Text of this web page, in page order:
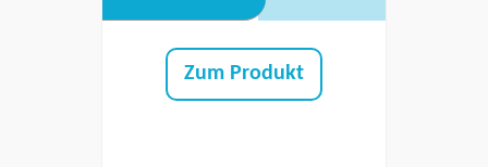
Zum Produkt